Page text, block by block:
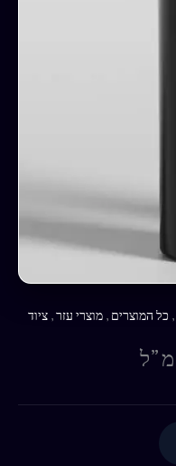
, כל המוצרים , מוצרי עזר, ציוד